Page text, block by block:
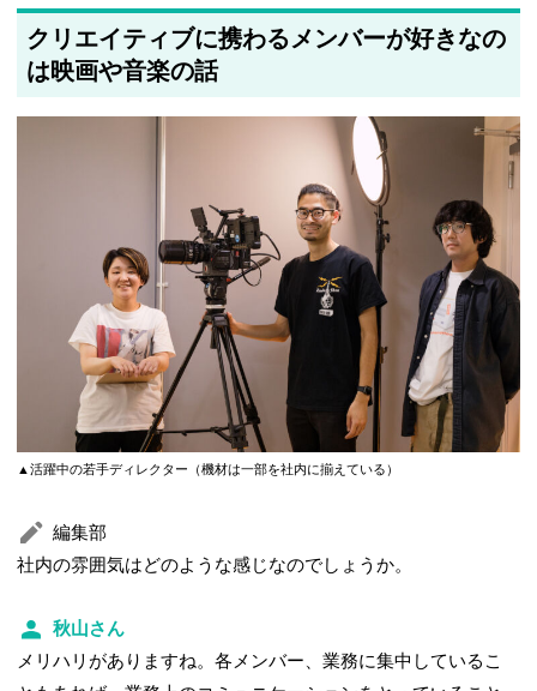
クリエイティブに携わるメンバーが好きなの
は映画や音楽の話
▲活躍中の若手ディレクター（機材は一部を社内に揃えている）
編集部
社内の雰囲気はどのような感じなのでしょうか。
秋山さん
メリハリがありますね。各メンバー、業務に集中しているこ